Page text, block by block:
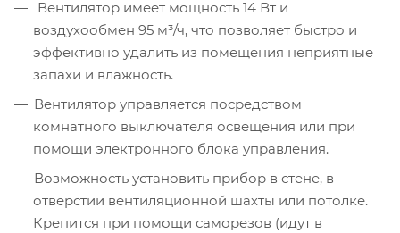
Вентилятор имеет мощность 14 Вт и
воздухообмен 95 м³/ч, что позволяет быстро и
эффективно удалить из помещения неприятные
запахи и влажность.
Вентилятор управляется посредством
комнатного выключателя освещения или при
помощи электронного блока управления.
Возможность установить прибор в стене, в
отверстии вентиляционной шахты или потолке.
Крепится при помощи саморезов (идут в